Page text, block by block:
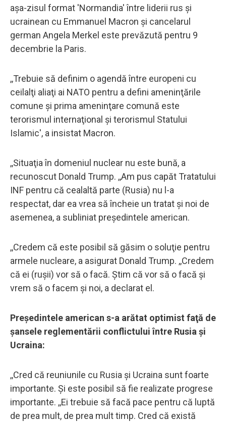
aşa-zisul format 'Normandia' între liderii rus şi
ucrainean cu Emmanuel Macron şi cancelarul
german Angela Merkel este prevăzută pentru 9
decembrie la Paris.
,,Trebuie să definim o agendă între europeni cu
ceilalţi aliaţi ai NATO pentru a defini ameninţările
comune şi prima ameninţare comună este
terorismul internaţional şi terorismul Statului
Islamic', a insistat Macron.
,,Situaţia în domeniul nuclear nu este bună, a
recunoscut Donald Trump. ,,Am pus capăt Tratatului
INF pentru că cealaltă parte (Rusia) nu l-a
respectat, dar ea vrea să încheie un tratat şi noi de
asemenea, a subliniat preşedintele american.
,,Credem că este posibil să găsim o soluţie pentru
armele nucleare, a asigurat Donald Trump. ,,Credem
că ei (ruşii) vor să o facă. Ştim că vor să o facă şi
vrem să o facem şi noi, a declarat el.
Preşedintele american s-a arătat optimist faţă de
şansele reglementării conflictului între Rusia şi
Ucraina:
,,Cred că reuniunile cu Rusia şi Ucraina sunt foarte
importante. Şi este posibil să fie realizate progrese
importante. ,,Ei trebuie să facă pace pentru că luptă
de prea mult, de prea mult timp. Cred că există